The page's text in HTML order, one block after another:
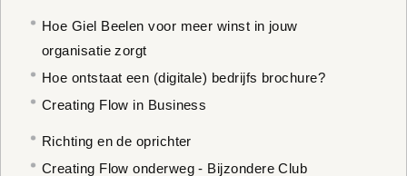
Hoe Giel Beelen voor meer winst in jouw
organisatie zorgt
Hoe ontstaat een (digitale) bedrijfs brochure?
Creating Flow in Business
Richting en de oprichter
Creating Flow onderweg - Bijzondere Club